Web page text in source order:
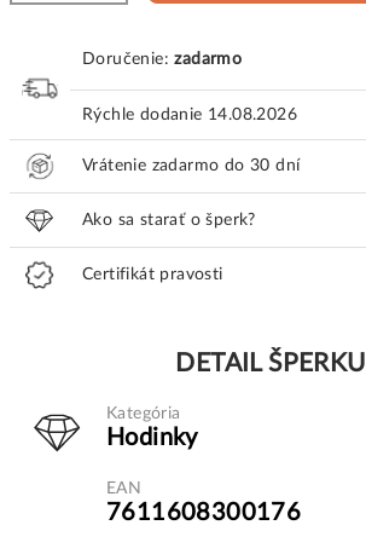
Doručenie:zadarmo
Rýchle dodanie 14.08.2026
Vrátenie zadarmo do 30 dní
Ako sa starať o šperk?
Certifikát pravosti
DETAIL ŠPERKU
Kategória
Hodinky
EAN
7611608300176